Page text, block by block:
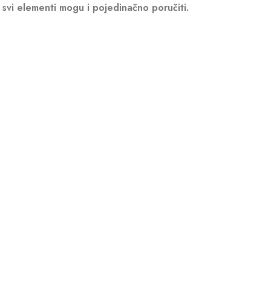
elementi mogu i pojedinačno poručiti.